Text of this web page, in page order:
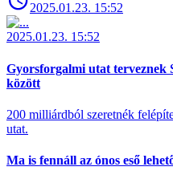
2025.01.23. 15:52
2025.01.23. 15:52
Gyorsforgalmi utat terveznek
között
200 milliárdból szeretnék
utat.
Ma is fennáll az ónos eső